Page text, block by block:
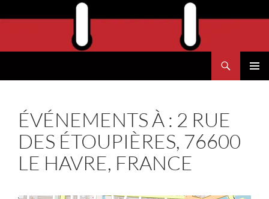
au
ÉVÉNEMENTS À : 2 RUE
DES ÉTOUPIÈRES, 76600
LE HAVRE, FRANCE